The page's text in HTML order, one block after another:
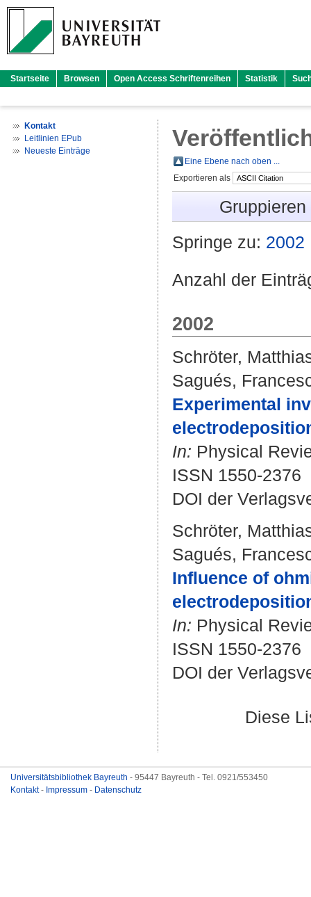
Startseite Browsen Open Access Schriftenreihen Statistik
Kontakt
Leitlinien EPub
Neueste Einträge
Eine Ebene nach oben ...
Exportieren als
Springe zu: 2002
Anzahl der
2002
Schröter,
Sagués,
Experimental
In: Physical
ISSN 1550-2376
DOI der
Schröter,
Sagués,
Influence of
In: Physical
ISSN 1550-2376
DOI der
Diese
Universitätsbibliothek Bayreuth - 95447 Bayreuth - Tel. 0921/553450
Kontakt- Impressum - Datenschutz